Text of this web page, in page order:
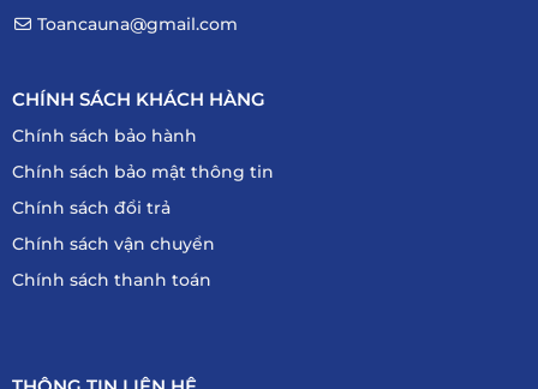
Toancauna@gmail.com
CHÍNH SÁCH KHÁCH HÀNG
Chính sách bảo hành
Chính sách bảo mật thông tin
Chính sách đổi trả
Chính sách vận chuyển
Chính sách thanh toán